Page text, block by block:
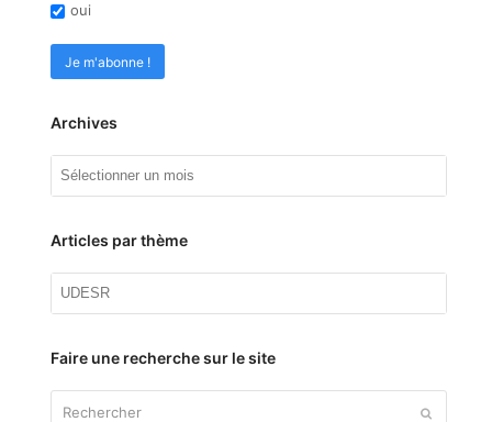
oui
Archives
Articles par thème
Articles
Faire une recherche sur le site